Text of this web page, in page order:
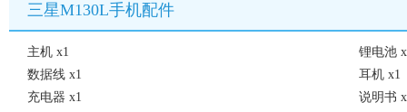
三星M130L手机配件
主机 x1
锂电池
数据线 x1
耳机 x1
充电器 x1
说明书